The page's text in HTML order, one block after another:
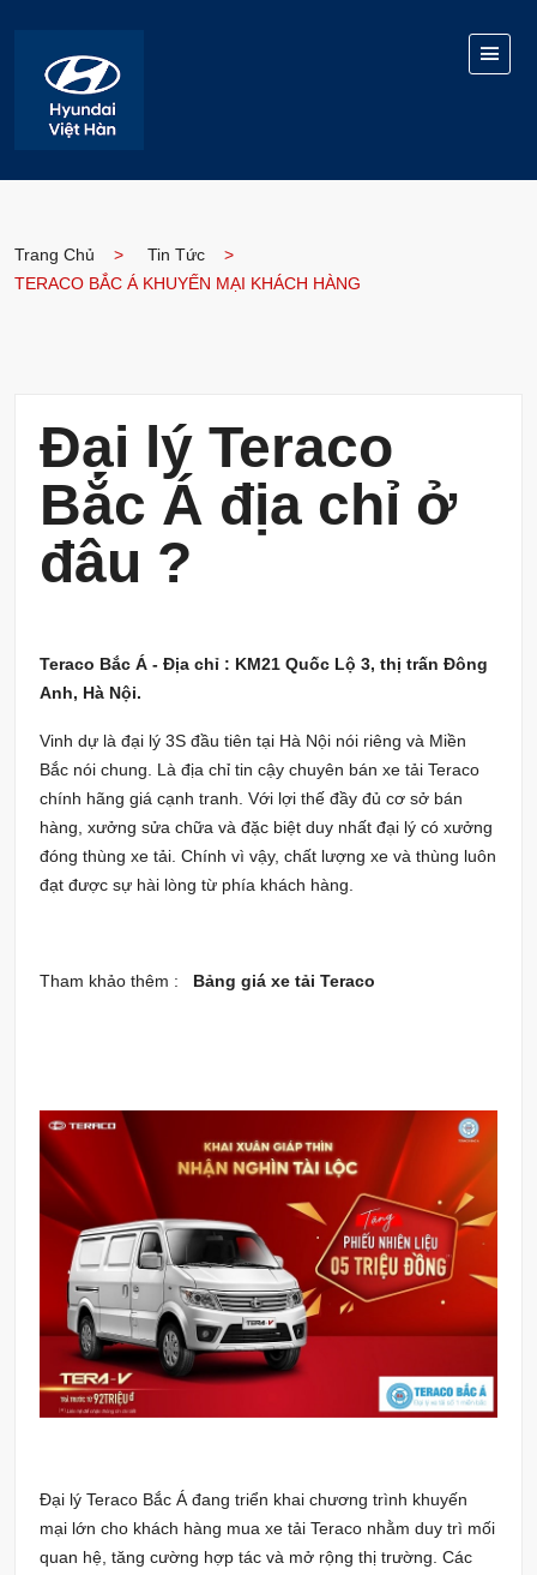
Trang Chủ
Tin Tức
TERACO BẮC Á KHUYẾN MẠI KHÁCH HÀNG
Đại lý Teraco
Bắc Á địa chỉ ở
đâu ?
Teraco Bắc Á - Địa chỉ : KM21 Quốc Lộ 3, thị trấn Đông
Anh, Hà Nội.
Vinh dự là đại lý 3S đầu tiên tại Hà Nội nói riêng và Miền
Bắc nói chung. Là địa chỉ tin cậy chuyên bán xe tải Teraco
chính hãng giá cạnh tranh. Với lợi thế đầy đủ cơ sở bán
hàng, xưởng sửa chữa và đặc biệt duy nhất đại lý có xưởng
đóng thùng xe tải. Chính vì vậy, chất lượng xe và thùng luôn
đạt được sự hài lòng từ phía khách hàng.
Tham khảo thêm : Bảng giá xe tải Teraco
Đại lý Teraco Bắc Á đang triển khai chương trình khuyến
mại lớn cho khách hàng mua xe tải Teraco nhằm duy trì mối
quan hệ, tăng cường hợp tác và mở rộng thị trường. Các